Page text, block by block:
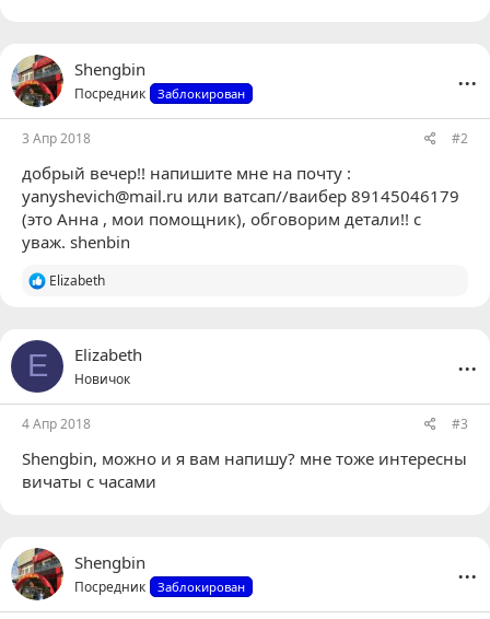
Shengbin
Посредник Заблокирован
...
3 Апр 2018 #2
добрый вечер!! напишите мне на почту :
yanyshevich@mail.ru или ватсап//ваибер 89145046179
(это Анна , мои помощник), обговорим детали!! с
уваж. shenbin
Р
ц
и
:
Elizabeth
E Elizabeth
Новичок
...
4 Апр 2018 #3
Shengbin, можно и я вам напишу? мне тоже интересны
вичаты с часами
Shengbin
Посредник Заблокирован
...